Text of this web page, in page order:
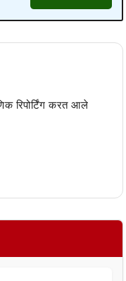
रिपोर्टिंग करत आले